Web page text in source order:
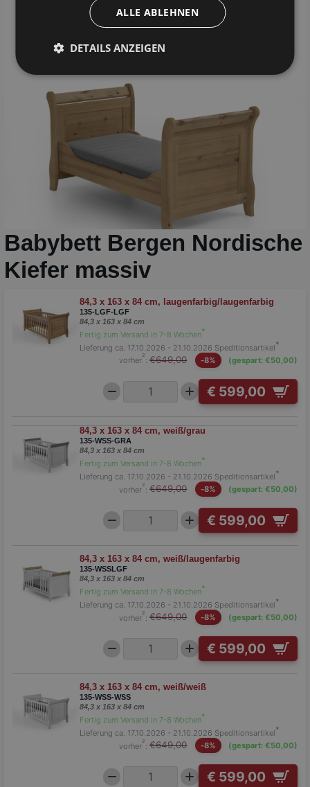
Babybett Bergen Nordische
Kiefer massiv
84,3 x 163 x 84 cm, laugenfarbig/laugenfarbig
135-LGF-LGF
84,3 x 163 x 84 cm
Fertig zum Versand in 7-8 Wochen*
Lieferung ca. 17.10.2026 - 21.10.2026 Speditionsartikel*
vorher²:€649,00 -8% (gespart: €50,00)
€ 599,00
84,3 x 163 x 84 cm, weiß/grau
135-WSS-GRA
84,3 x 163 x 84 cm
Fertig zum Versand in 7-8 Wochen*
Lieferung ca. 17.10.2026 - 21.10.2026 Speditionsartikel*
vorher²:€649,00 -8% (gespart: €50,00)
€ 599,00
84,3 x 163 x 84 cm, weiß/laugenfarbig
135-WSSLGF
84,3 x 163 x 84 cm
Fertig zum Versand in 7-8 Wochen*
Lieferung ca. 17.10.2026 - 21.10.2026 Speditionsartikel*
vorher²:€649,00 -8% (gespart: €50,00)
€ 599,00
84,3 x 163 x 84 cm, weiß/weiß
135-WSS-WSS
84,3 x 163 x 84 cm
Fertig zum Versand in 7-8 Wochen*
Lieferung ca. 17.10.2026 - 21.10.2026 Speditionsartikel*
vorher²:€649,00 -8% (gespart: €50,00)
€ 599,00
ALLE ABLEHNEN
DETAILS ANZEIGEN